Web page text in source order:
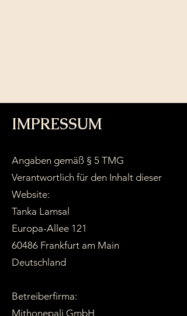
IMPRESSUM
Angaben gemäß § 5 TMG
Verantwortlich für den Inhalt dieser
Website:
Tanka Lamsal
Europa-Allee 121
60486 Frankfurt am Main
Deutschland
Betreiberfirma:
Mithonepali GmbH